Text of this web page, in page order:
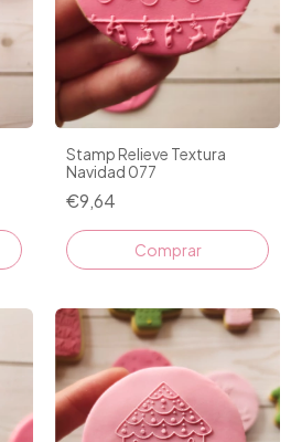
Stamp Relieve Textura
Navidad 077
€9,64
Comprar